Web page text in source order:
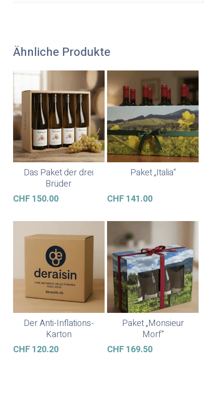
Ähnliche Produkte
Weiterlesen
Das Paket der drei
Brüder
CHF150.00
Weiterlesen
Paket „Italia“
CHF141.00
In Den Warenkorb
Der Anti-Inflations-
Karton
CHF120.20
Weiterlesen
Paket „Monsieur
Morf“
CHF169.50